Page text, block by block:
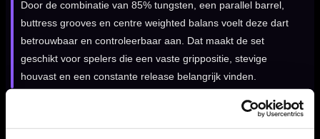
Door de combinatie van 85% tungsten, een parallel barrel,
buttress grooves en centre weighted balans voelt deze dart
betrouwbaar en controleerbaar aan. Dat maakt de set
geschikt voor spelers die een vaste grippositie, stevige
houvast en een constante release belangrijk vinden.
Verkrijgbaar in 20, 22, 23, 24 en 26 gram